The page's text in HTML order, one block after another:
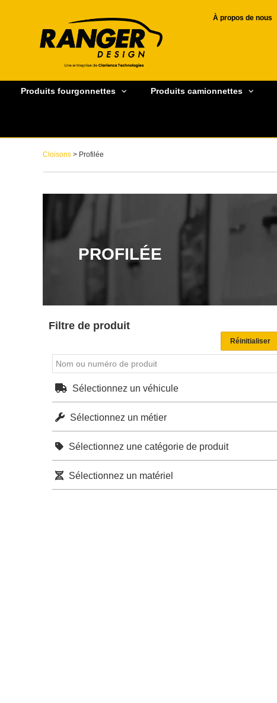
À propos de nous
Produits fourgonnettes Produits camionnettes
Cloisons > Profilée
PROFILÉE
Filtre de produit
Sélectionnez un véhicule
Sélectionnez un métier
Sélectionnez une catégorie de produit
Sélectionnez un matériel